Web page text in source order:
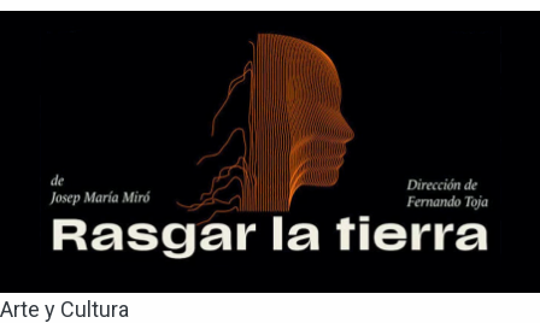
Arte y Cultura